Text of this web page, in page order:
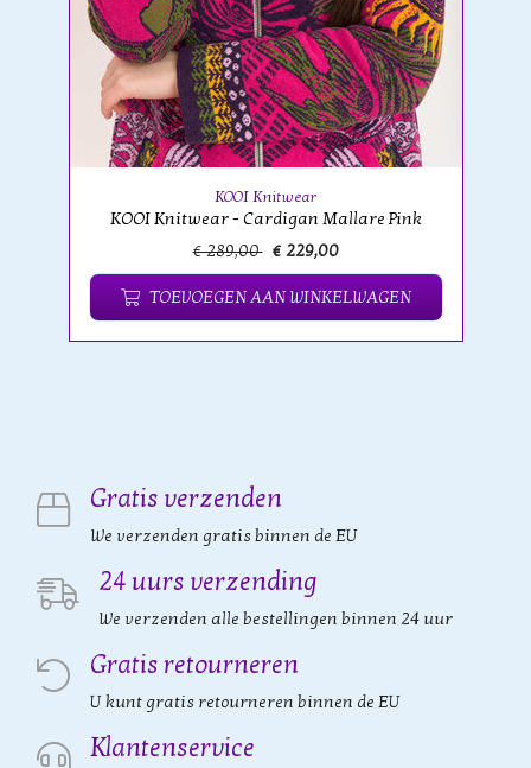
KOOI Knitwear
KOOI Knitwear - Cardigan Mallare Pink
€ 289,00 € 229,00
TOEVOEGEN AAN WINKELWAGEN
Gratis verzenden
We verzenden gratis binnen de EU
24 uurs verzending
We verzenden alle bestellingen binnen 24 uur
Gratis retourneren
U kunt gratis retourneren binnen de EU
Klantenservice